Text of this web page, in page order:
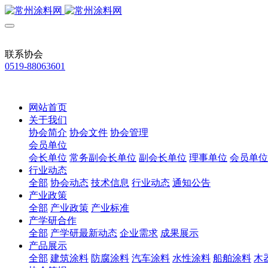
联系协会
0519-88063601
网站首页
关于我们
协会简介 协会文件 协会管理
会员单位
会长单位 常务副会长单位 副会长单位 理事单位 会员单位
行业动态
全部 协会动态 技术信息 行业动态 通知公告
产业政策
全部 产业政策 产业标准
产学研合作
全部 产学研最新动态 企业需求 成果展示
产品展示
全部 建筑涂料 防腐涂料 汽车涂料 水性涂料 船舶涂料 木